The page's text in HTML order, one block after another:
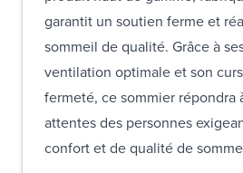
garantit un soutien ferme et
sommeil de qualité. Grâce à
ventilation optimale et son
fermeté, ce sommier répondra
attentes des personnes
confort et de qualité de